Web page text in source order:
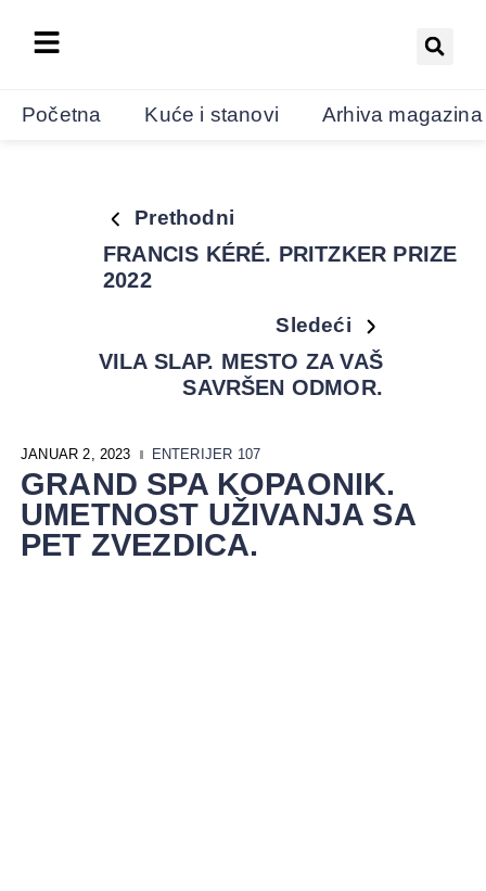
Početna Kuće i stanovi Arhiva magazina
Prethodni
FRANCIS KÉRÉ. PRITZKER PRIZE
2022
Sledeći
VILA SLAP. MESTO ZA VAŠ
SAVRŠEN ODMOR.
JANUAR 2, 2023 ENTERIJER 107
GRAND SPA KOPAONIK.
UMETNOST UŽIVANJA SA
PET ZVEZDICA.